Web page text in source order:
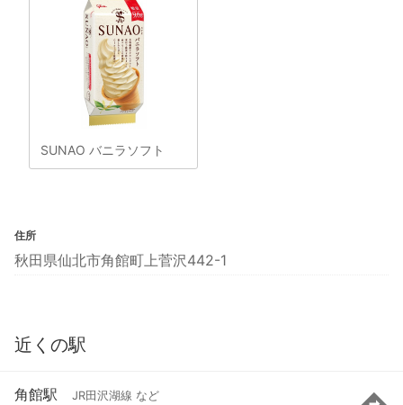
SUNAO バニラソフト
住所
秋田県仙北市角館町上菅沢442-1
近くの駅
角館駅 JR田沢湖線 など